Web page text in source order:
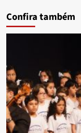
Confira também